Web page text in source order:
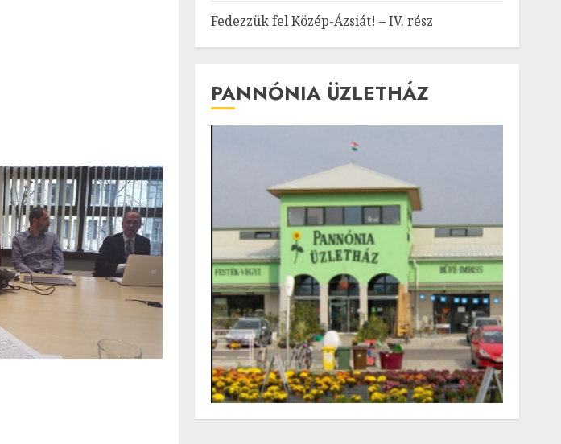
Fedezzük fel Közép-Ázsiát! – IV. rész
PANNÓNIA ÜZLETHÁZ